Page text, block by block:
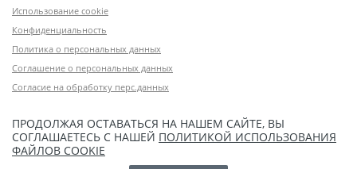
Использование cookie
Конфиденциальность
Политика о персональных данных
Соглашение о персональных данных
Согласие на обработку перс.данных
ПРОДОЛЖАЯ ОСТАВАТЬСЯ НА НАШЕМ САЙТЕ, ВЫ
СОГЛАШАЕТЕСЬ С НАШЕЙ ПОЛИТИКОЙ ИСПОЛЬЗОВАНИЯ
ФАЙЛОВ COOKIE